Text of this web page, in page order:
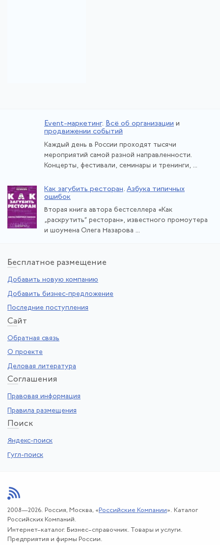
Event-маркетинг. Всё об организации и
продвижении событий
Каждый день в России проходят тысячи
мероприятий самой разной направленности.
Концерты, фестивали, семинары и тренинги, ...
Как загубить ресторан. Азбука типичных
ошибок
Вторая книга автора бестселлера «Как
„раскрутить“ ресторан», известного промоутера
и шоумена Олега Назарова ...
Бесплатное размещение
Добавить новую компанию
Добавить бизнес-предложение
Последние поступления
Сайт
Обратная связь
О проекте
Деловая литература
Соглашения
Правовая информация
Правила размещения
Поиск
Яндекс-поиск
Гугл-поиск
2008—2026. Россия, Москва, « Российские Компании». Каталог
Российских Компаний.
Интернет–каталог. Бизнес–справочник. Товары и услуги.
Предприятия и фирмы России.